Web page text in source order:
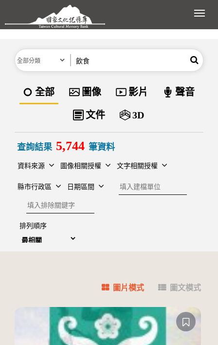
跳到主要內容區塊
展
分類 搜尋
資料類型
全部 圖像 影片 聲音
文件 3D
查詢結果 5,744 筆資料
資料來源 圖像相關授權 文字相關授權
縣市行政區 日期區間
建檔單位
排除關鍵字
排列順序
圖片模式 圖文模式